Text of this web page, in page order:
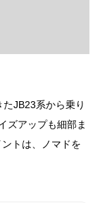
JB23系から乗り
ズアップも細部ま
トは、ノマドを